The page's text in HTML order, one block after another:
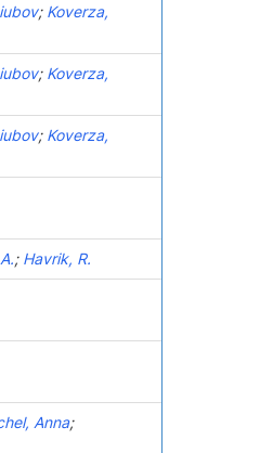
; Koverza,
; Koverza,
; Koverza,
; Havrik, R.
Anna;